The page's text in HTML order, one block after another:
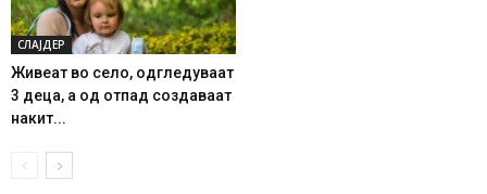
СЛАЈДЕР
Живеат во село, одгледуваат
3 деца, а од отпад создаваат
накит...